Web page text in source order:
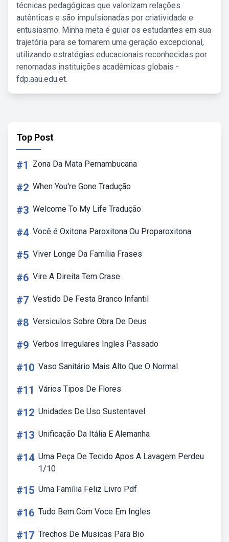
técnicas pedagógicas que valorizam relações
autênticas e são impulsionadas por criatividade e
entusiasmo. Minha meta é guiar os estudantes em sua
trajetória para se tornarem uma geração excepcional,
utilizando estratégias educacionais reconhecidas por
renomadas instituições acadêmicas globais -
fdp.aau.edu.et.
Top Post
#1 Zona Da Mata Pernambucana
#2 When You're Gone Tradução
#3 Welcome To My Life Tradução
#4 Você é Oxitona Paroxitona Ou Proparoxitona
#5 Viver Longe Da Família Frases
#6 Vire A Direita Tem Crase
#7 Vestido De Festa Branco Infantil
#8 Versiculos Sobre Obra De Deus
#9 Verbos Irregulares Ingles Passado
#10 Vaso Sanitário Mais Alto Que O Normal
#11 Vários Tipos De Flores
#12 Unidades De Uso Sustentavel
#13 Unificação Da Itália E Alemanha
#14 Uma Peça De Tecido Apos A Lavagem Perdeu
1/10
#15 Uma Família Feliz Livro Pdf
#16 Tudo Bem Com Voce Em Ingles
#17 Trechos De Musicas Para Bio